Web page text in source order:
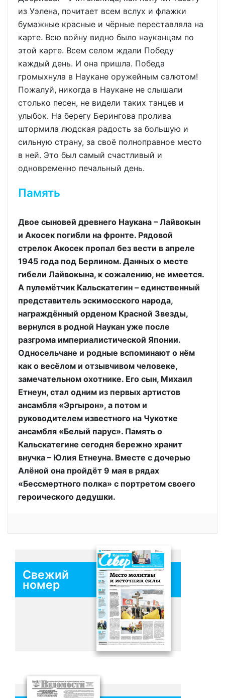
из Уэлена, почитает всем вслух и флажки
бумажные красные и чёрные переставляла на
карте. Всю войну видно было науканцам по
этой карте. Всем селом ждали Победу
каждый день. И она пришла. Победа
громыхнула в Наукане оружейным салютом!
Пожалуй, никогда в Наукане не слышали
столько песен, не видели таких танцев и
улыбок. На берегу Берингова пролива
штормила людская радость за большую и
сильную страну, за своё полноправное место
в ней. Это был самый счастливый и
одновременно печальный день.
Память
Двое сыновей древнего Наукана – Лайвокын
и Акосек погибли на фронте. Рядовой
стрелок Акосек пропал без вести в апреле
1945 года под Берлином. Данных о месте
гибели Лайвокына, к сожалению, не имеется.
А пулемётчик Кальскатегин – единственный
представитель эскимосского народа,
награждённый орденом Красной Звезды,
вернулся в родной Наукан уже после
разгрома империалистической Японии.
Односельчане и родные вспоминают о нём
как о весёлом и отзывчивом человеке,
замечательном охотнике. Его сын, Михаил
Етнеун, стал одним из первых артистов
ансамбля «Эргырон», а потом и
руководителем известного на Чукотке
ансамбля «Белый парус». Память о
Кальскатегине сегодня бережно хранит
внучка – Юлия Етнеуна. Вместе с дочерью
Алёной она пройдёт 9 мая в рядах
«Бессмертного полка» с портретом своего
героического дедушки.
Свежий
номер